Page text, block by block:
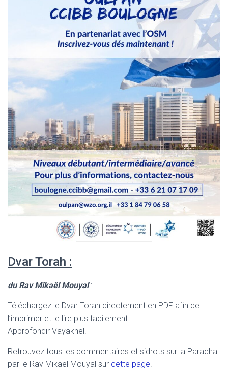
Dvar Torah :
du Rav Mikaël Mouyal:
Téléchargez le Dvar Torah directement en PDF afin de
l’imprimer et le lire plus facilement :
Approfondir Vayakhel.
Retrouvez tous les commentaires et sidrots sur la Paracha
par le Rav Mikaël Mouyal sur cette page.